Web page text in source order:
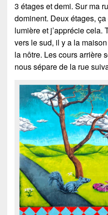
3 étages et demi. Sur ma
dominent. Deux étages,
lumière et j’apprécie cela.
vers le sud, il y a la
la nôtre. Les cours arrière
nous sépare de la rue